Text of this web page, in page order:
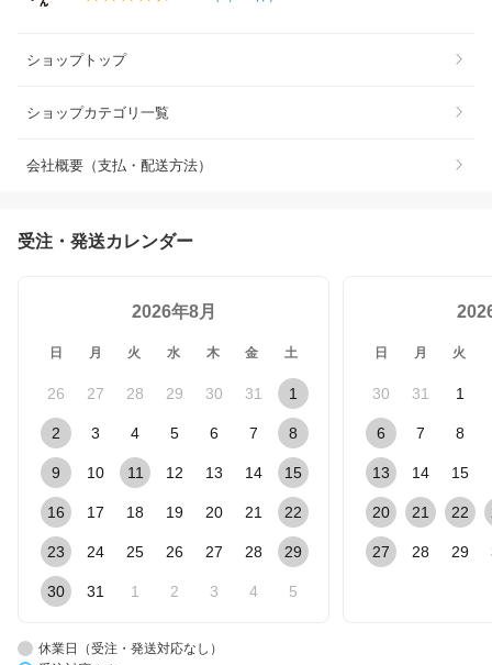
ショップトップ
ショップカテゴリ一覧
会社概要（支払・配送方法）
受注・発送カレンダー
2026年8月
日 月 火 水 木 金 土
26 27 28 29 30 31 1
2 3 4 5 6 7 8
9 10 11 12 13 14 15
16 17 18 19 20 21 22
23 24 25 26 27 28 29
30 31 1 2 3 4 5
日 月 火
30 31 1
6 7 8
13 14 15
20 21 22
27 28 29
休業日（受注・発送対応なし）